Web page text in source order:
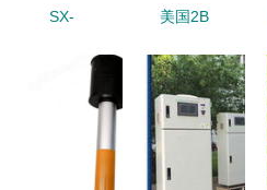
SX-
3016大流
量尘埃粒子
计数器及新
美国2B
析仪 精准
监测与恶臭
控制的关键
工具